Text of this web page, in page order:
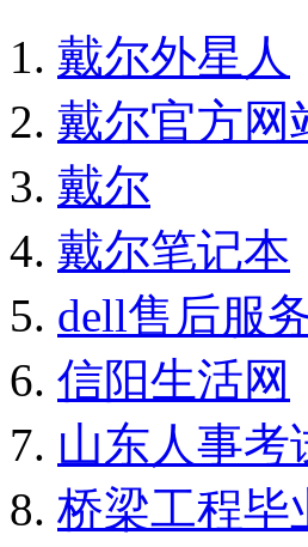
戴尔外星人
戴尔官方网
戴尔
戴尔笔记本
dell售后服
信阳生活网
山东人事考
桥梁工程毕